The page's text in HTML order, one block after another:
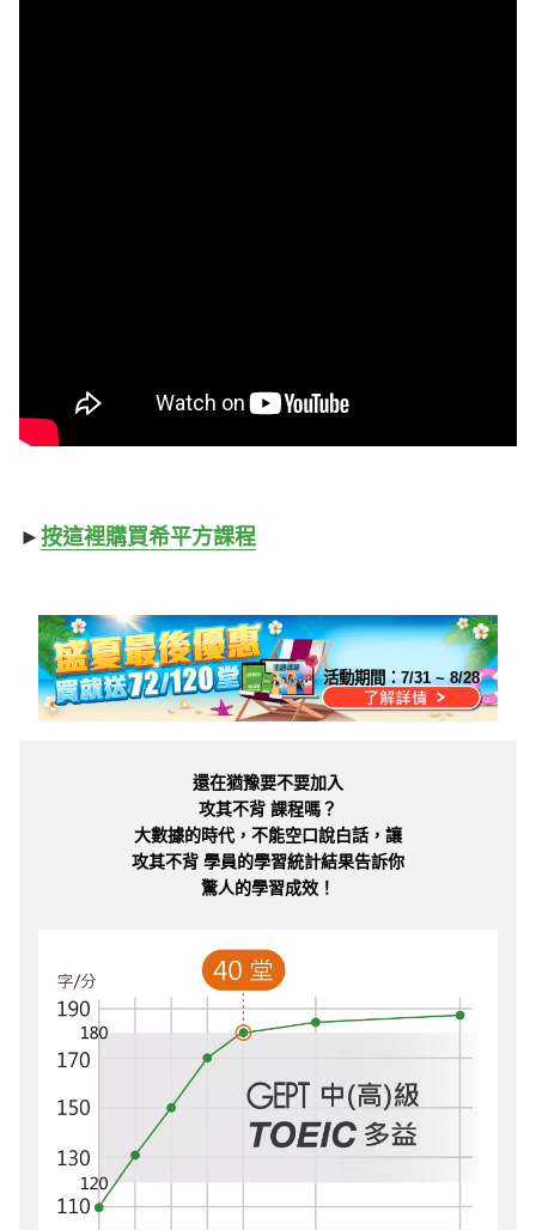
► 按這裡購買希平方課程
活動期間：7/31 ~ 8/28
還在猶豫要不要加入
攻其不背 課程嗎？
大數據的時代，不能空口說白話，讓
攻其不背 學員的學習統計結果告訴你
驚人的學習成效！